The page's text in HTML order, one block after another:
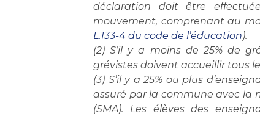
déclaration doit être
mouvement, comprenant au
L.133-4 du code de l’éducation).
(2) S’il y a moins de 25% de
grévistes doivent accueillir tous
(3) S’il y a 25% ou plus
assuré par la commune avec la
(SMA). Les élèves des